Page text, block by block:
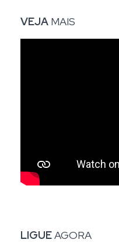
VEJA MAIS
LIGUEAGORA